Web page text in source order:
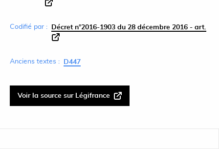
Codifié par : Décret n°2016-1903 du 28 décembre 2016 - art.
Anciens textes : D447
Voir la source sur Légifrance